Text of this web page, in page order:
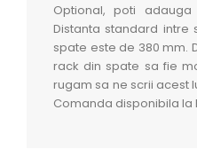
Optional, poti
Distanta standard intre
spate este de 380 mm.
rack din spate sa fie
rugam sa ne scrii acest
Comanda disponibila la